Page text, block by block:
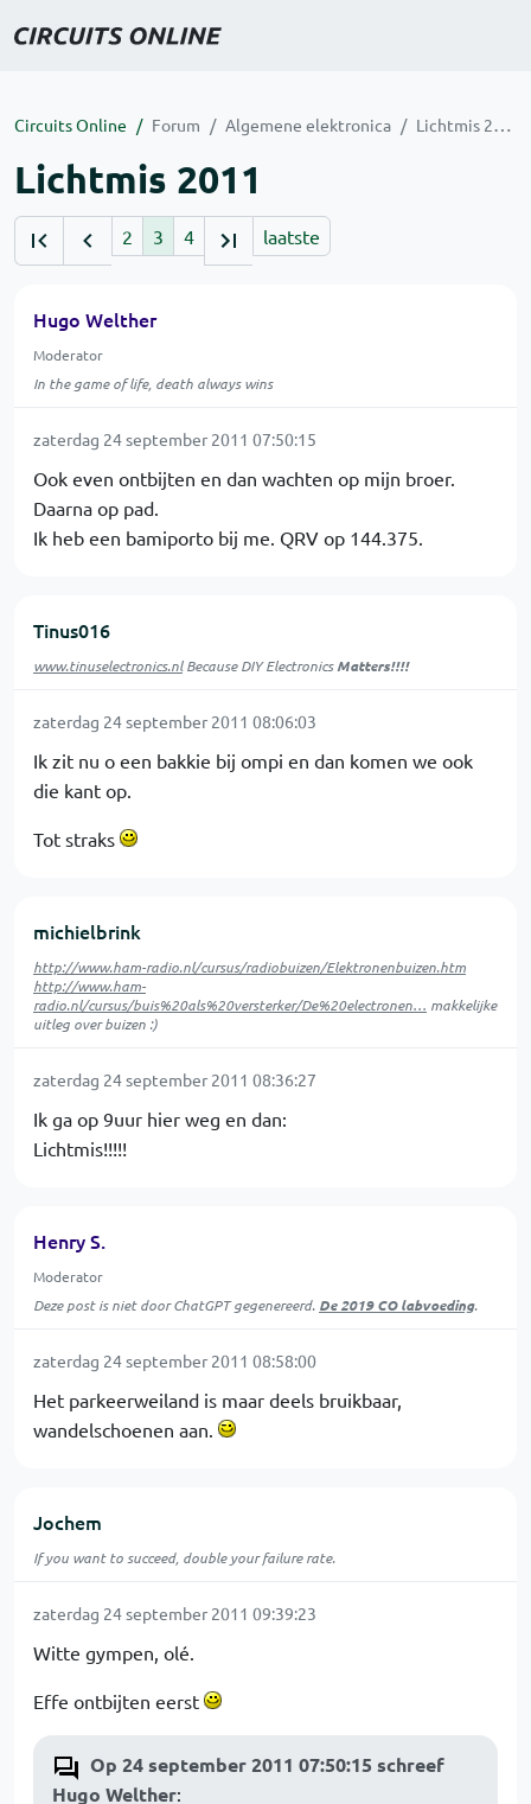
Circuits Online Forum Algemene elektronica Lichtmis 2011
Lichtmis 2011
2 3 4 laatste
Hugo Welther
Moderator
In the game of life, death always wins
zaterdag 24 september 2011 07:50:15
Ook even ontbijten en dan wachten op mijn broer.
Daarna op pad.
Ik heb een bamiporto bij me. QRV op 144.375.
Tinus016
www.tinuselectronics.nlBecause DIY ElectronicsMatters!!!!
zaterdag 24 september 2011 08:06:03
Ik zit nu o een bakkie bij ompi en dan komen we ook
die kant op.
Tot straks
michielbrink
http://www.ham-radio.nl/cursus/radiobuizen/Elektronenbuizen.htm
http://www.ham-
radio.nl/cursus/buis%20als%20versterker/De%20electronen… makkelijke
uitleg over buizen :)
zaterdag 24 september 2011 08:36:27
Ik ga op 9uur hier weg en dan:
Lichtmis!!!!!
Henry S.
Moderator
Deze post is niet door ChatGPT gegenereerd. De 2019 CO labvoeding.
zaterdag 24 september 2011 08:58:00
Het parkeerweiland is maar deels bruikbaar,
wandelschoenen aan.
Jochem
If you want to succeed, double your failure rate.
zaterdag 24 september 2011 09:39:23
Witte gympen, olé.
Effe ontbijten eerst
Op 24 september 2011 07:50:15 schreef
Hugo Welther: